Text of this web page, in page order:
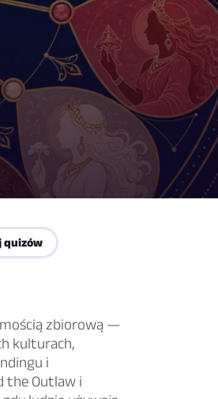
quizów
zbiorową —
kulturach,
i
the Outlaw i